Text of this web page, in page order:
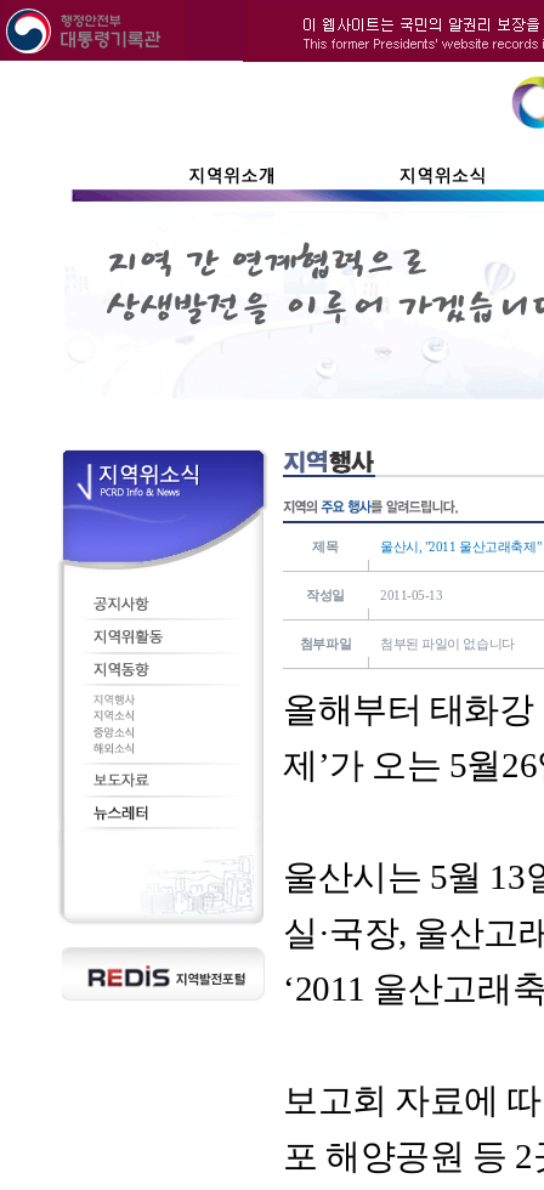
제목 울산시, "2011 울산고래축제"
작성일 2011-05-13
첨부파일 첨부된 파일이 없습니다
올해부터 태화강
제’가 오는 5월
울산시는 5월 13
실·국장, 울산고
‘2011 울산고래
보고회 자료에
포 해양공원 등